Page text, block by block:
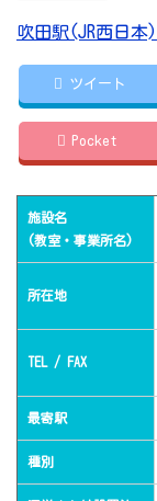
吹田駅(JR西日本)
ツイート
Pocket
施設名
(教室・事業所名)
所在地
TEL / FAX
最寄駅
種別